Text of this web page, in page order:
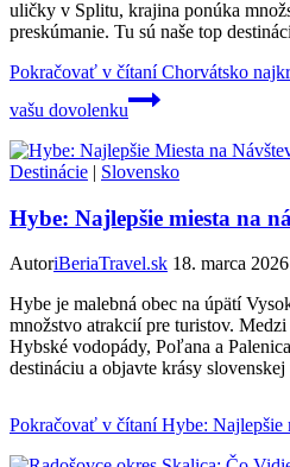
uličky v Splitu, krajina ponúka
preskúmanie. Tu sú naše top
Pokračovať v čítaníChorvátsko
vašu dovolenku
Destinácie | Slovensko
Hybe: Najlepšie miesta na
AutoriBeriaTravel.sk 18. marca 2026
Hybe je malebná obec na úpätí
množstvo atrakcií pre turistov. Medzi
Hybské vodopády, Poľana a
destináciu a objavte krásy
Pokračovať v čítaníHybe: Najlepšie